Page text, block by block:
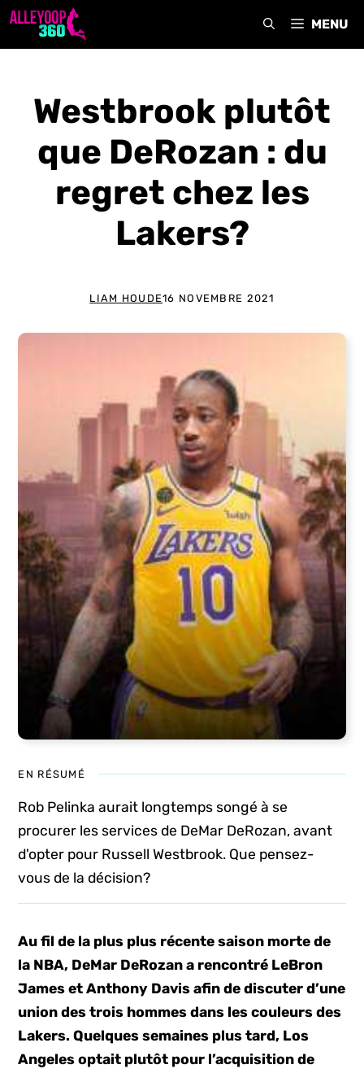
Aller
MENU
Westbrook plutôt
que DeRozan : du
regret chez les
Lakers?
LIAM HOUDE16 NOVEMBRE 2021
EN RÉSUMÉ
Rob Pelinka aurait longtemps songé à se
procurer les services de DeMar DeRozan, avant
d'opter pour Russell Westbrook. Que pensez-
vous de la décision?
Au fil de la plus plus récente saison morte de
la NBA, DeMar DeRozan a rencontré LeBron
James et Anthony Davis afin de discuter d’une
union des trois hommes dans les couleurs des
Lakers. Quelques semaines plus tard, Los
Angeles optait plutôt pour l’acquisition de